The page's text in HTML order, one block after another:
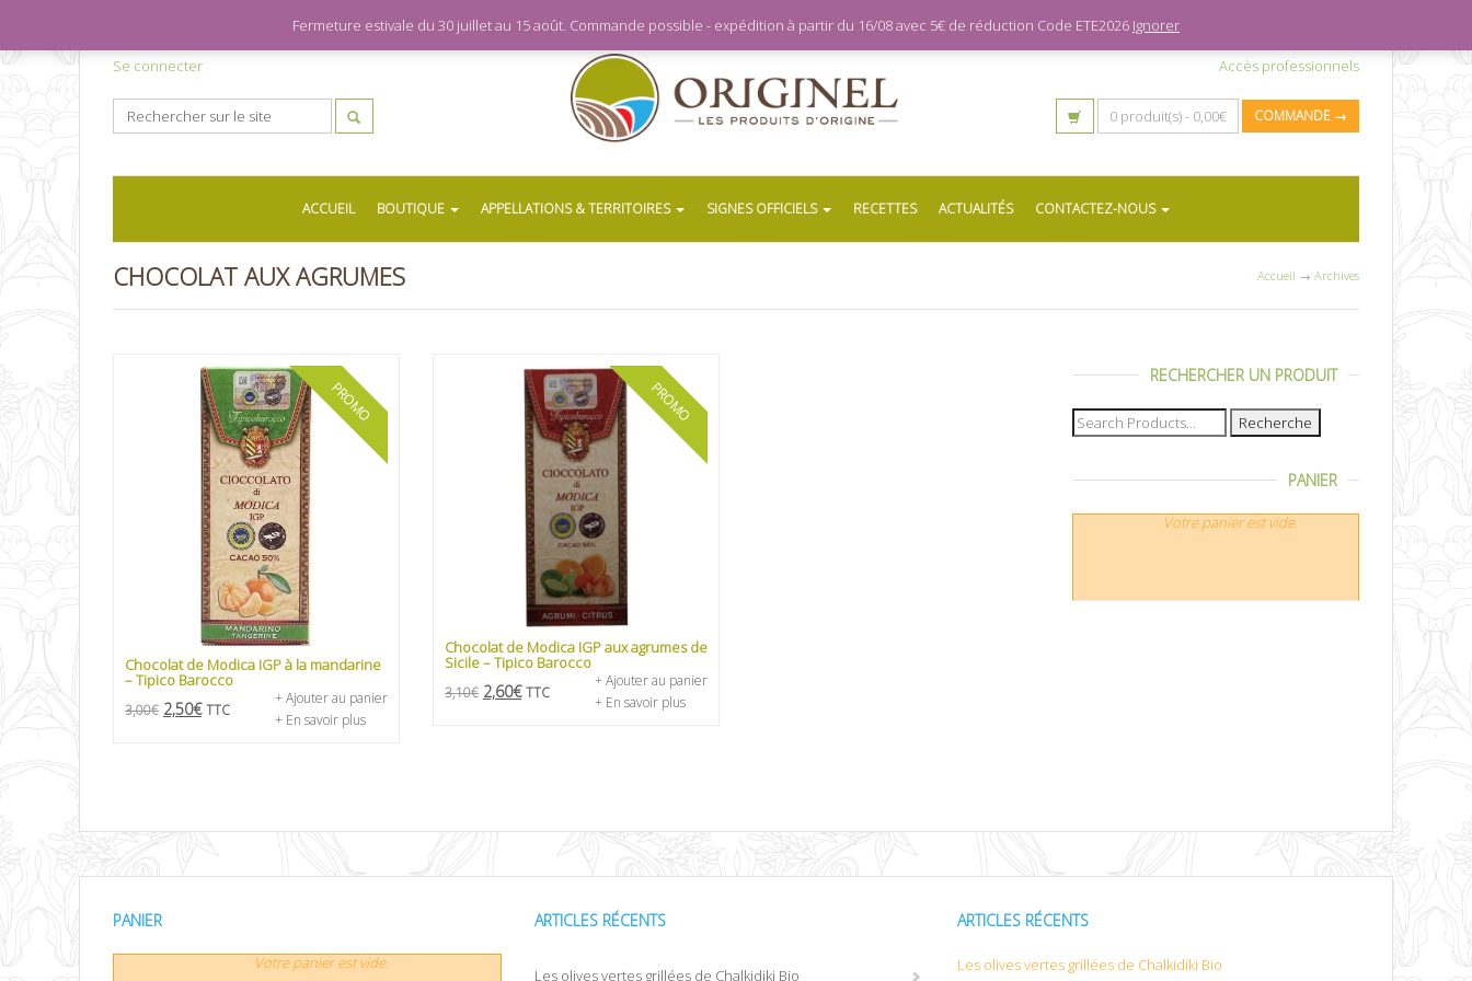
Se connecter Accès professionnels
0 produit(s) - 0,00€ COMMANDE →
ACCUEIL BOUTIQUE APPELLATIONS & TERRITOIRES SIGNES OFFICIELS RECETTES ACTUALITÉS CONTACTEZ-NOUS
CHOCOLAT AUX AGRUMES Accueil → Archives
PROMO
Chocolat de Modica IGP à la mandarine
– Tipico Barocco
3,00€ 2,50€ TTC
+ Ajouter au panier
+ En savoir plus
PROMO
Chocolat de Modica IGP aux agrumes de
Sicile – Tipico Barocco
3,10€ 2,60€ TTC
+ Ajouter au panier
+ En savoir plus
RECHERCHER UN PRODUIT
Recherche
pour :
PANIER
Votre panier est vide.
PANIER
Votre panier est vide.
ARTICLES RÉCENTS
Les olives vertes grillées de Chalkidiki Bio
ARTICLES RÉCENTS
Les olives vertes grillées de Chalkidiki Bio
Fermeture estivale du 30 juillet au 15 août. Commande possible - expédition à partir du 16/08 avec 5€ de réduction Code ETE2026 Ignorer